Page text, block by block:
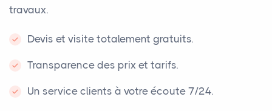
travaux.
Devis et visite totalement gratuits.
Transparence des prix et tarifs.
Un service clients à votre écoute 7/24.